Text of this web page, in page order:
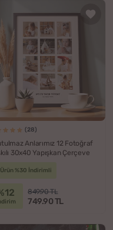
(28)
Anlarımız 12 Fotoğraf
30x40 Yapışkan Çerçeve
%30 İndirimli
849.90 TL
749.90 TL